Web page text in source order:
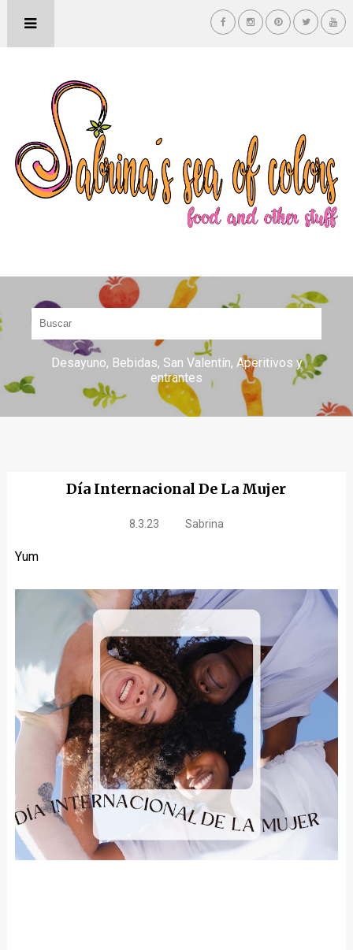
Desayuno Bebidas San Valentín Aperitivos y
entrantes
Día Internacional De La Mujer
8.3.23 Sabrina
Yum